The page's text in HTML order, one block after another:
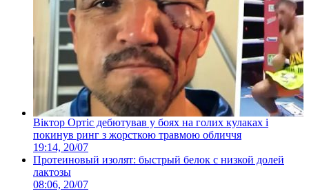
Віктор Ортіс дебютував у боях на голих кулаках і
покинув ринг з жорсткою травмою обличчя
19:14, 20/07
Протеиновый изолят: быстрый белок с низкой долей
лактозы
08:06, 20/07